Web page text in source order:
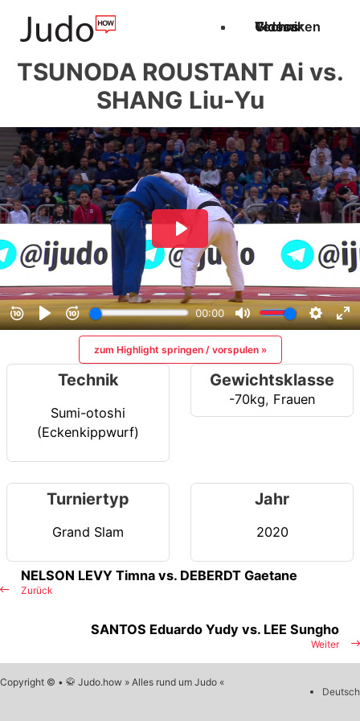
Techniken
Videos
Glossar
TSUNODA ROUSTANT Ai vs.
SHANG Liu-Yu
zum Highlight springen / vorspulen »
Technik
Sumi-otoshi
(Eckenkippwurf)
Gewichtsklasse
-70kg, Frauen
Turniertyp
Grand Slam
Jahr
2020
Zurück
NELSON LEVY Timna vs. DEBERDT Gaetane
Weiter
SANTOS Eduardo Yudy vs. LEE Sungho
Copyright © • 🥋 Judo.how » Alles rund um Judo «
Deutsch